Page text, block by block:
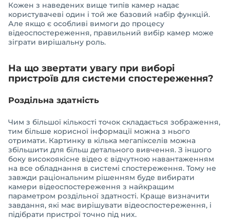
Кожен з наведених вище типів камер надає
користувачеві один і той же базовий набір функцій.
Але якщо є особливі вимоги до процесу
відеоспостереження, правильний вибір камер може
зіграти вирішальну роль.
На що звертати увагу при виборі
пристроїв для системи спостереження?
Роздільна здатність
Чим з більшої кількості точок складається зображення,
тим більше корисної інформації можна з нього
отримати. Картинку в кілька мегапікселів можна
збільшити для більш детального вивчення. З іншого
боку високоякісне відео є відчутною навантаженням
на все обладнання в системі спостереження. Тому не
завжди раціональним рішенням буде вибирати
камери відеоспостереження з найкращим
параметром роздільної здатності. Краще визначити
завдання, які має вирішувати відеоспостереження, і
підібрати пристрої точно під них.